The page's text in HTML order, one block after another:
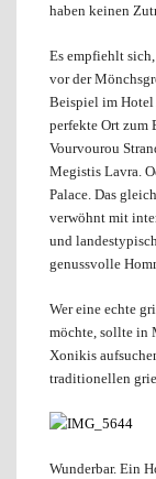
haben keinen
Es empfiehlt
vor der
Beispiel im Hotel
perfekte Ort zum
Vourvourou
Megistis Lavra.
Palace. Das
verwöhnt mit
und
genussvolle
Wer eine echte
möchte, sollte in
Xonikis
traditionellen
Wunderbar. Ein